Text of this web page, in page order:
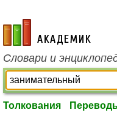
academic.ru
Словари и
Толкования